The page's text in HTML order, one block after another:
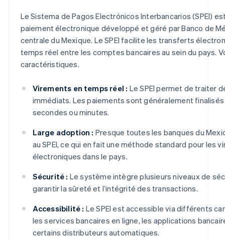
Le Sistema de Pagos Electrónicos Interbancarios (SPEI)
paiement électronique développé et géré par Banco de
centrale du Mexique. Le SPEI facilite les transferts
temps réel entre les comptes bancaires au sein du pays.
caractéristiques.
Virements en temps réel : Le SPEI permet de traiter
immédiats. Les paiements sont généralement
secondes ou minutes.
Large adoption : Presque toutes les banques du
au SPEI, ce qui en fait une méthode standard pour les
électroniques dans le pays.
Sécurité : Le système intègre plusieurs niveaux de
garantir la sûreté et l’intégrité des transactions.
Accessibilité : Le SPEI est accessible via différents
les services bancaires en ligne, les applications
certains distributeurs automatiques.